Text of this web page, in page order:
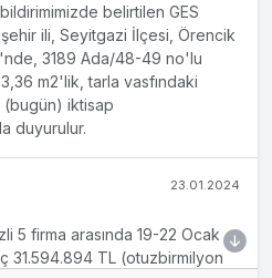
belirtilen GES
ili, Seyitgazi İlçesi, Örencik
3189 Ada/48-49 no'lu
m2'lik, tarla vasfındaki
(bugün) iktisap
duyurulur.
23.01.2024
5 firma arasında 19-22 Ocak
31.594.894 TL (otuzbirmilyon